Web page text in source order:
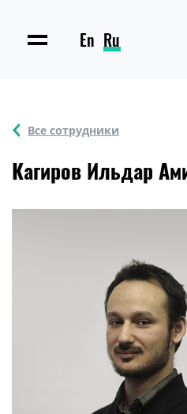
En Ru
Все сотрудники
Кагиров Ильдар